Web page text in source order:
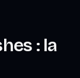
: la